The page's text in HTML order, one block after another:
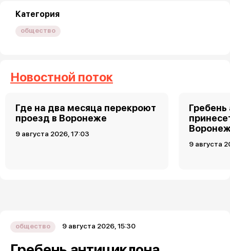
Категория
общество
Новостной поток
Где на два месяца перекроют
проезд в Воронеже
9 августа 2026, 17:03
9 августа
общество 9 августа 2026, 15:30